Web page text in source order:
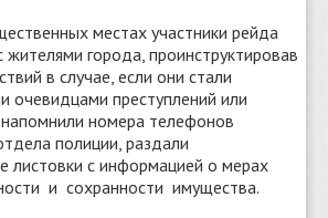
местах участники рейда
города, проинструктировав
в случае, если они стали
очевидцами преступлений или
номера телефонов
полиции, раздали
листовки с информацией о мерах
и сохранности имущества.